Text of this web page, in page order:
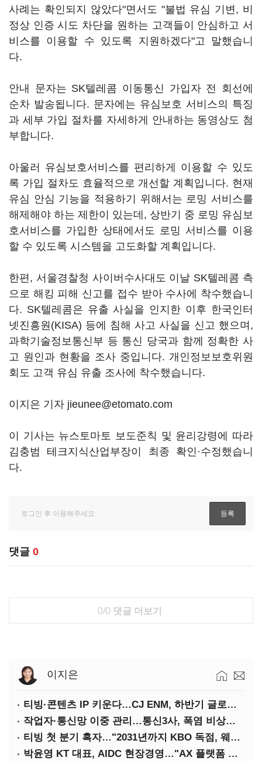
사례는 확인되지 않았다"면서도 "불법 유심 기변, 비
정상 인증 시도 차단을 원하는 고객들이 안심하고 서
비스를 이용할 수 있도록 지원하겠다"고 말했습니
다.
안내 문자는 SK텔레콤 이동통신 가입자 전 회선에
순차 발송됩니다. 문자에는 유심보호 서비스의 특징
과 세부 가입 절차를 자세하게 안내하는 동영상도 첨
부합니다.
아울러 유심보호서비스를 편리하게 이용할 수 있도
록 가입 절차도 효율적으로 개선할 계획입니다. 현재
유심 안심 기능을 적용하기 위해서는 로밍 서비스를
해제해야 하는 제한이 있는데, 상반기 중 로밍 유심보
호서비스를 가입한 상태에서도 로밍 서비스를 이용
할 수 있도록 시스템을 고도화할 계획입니다.
한편, 서울경찰청 사이버수사대도 이날 SK텔레콤 측
으로 해킹 피해 신고를 접수 받아 수사에 착수했습니
다. SK텔레콤은 유출 사실을 인지한 이후 한국인터
넷진흥원(KISA) 등에 침해 사고 사실을 신고 했으며,
과학기술정보통신부 등 통신 당국과 함께 정확한 사
고 원인과 현황을 조사 중입니다. 개인정보보호위원
회도 고객 유심 유출 조사에 착수했습니다.
이지은 기자 jieunee@etomato.com
이 기사는 뉴스토마토 보도준칙 및 윤리강령에 따라
김충범 테크지식산업부장이 최종 확인·수정했습니
다.
댓글 0
0/0 댓글 더보기
이지은
티빙·콘텐츠 IP 키운다…CJ ENM, 하반기 글로벌 확장 가속
작업자·통신망 이중 관리…통신3사, 폭염 비상대응 돌입
티빙 첫 분기 흑자…"2031년까지 KBO 독점, 웨이브 합병도 속도"
박윤영 KT 대표, AIDC 현장경영…"AX 플랫폼 핵심 인프라로 키운다"